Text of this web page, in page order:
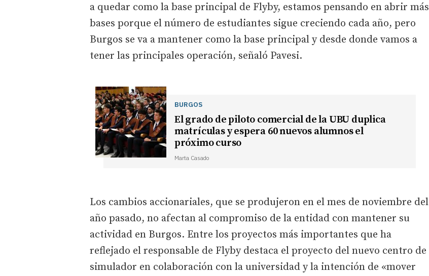
a quedar como la base principal de Flyby, estamos pensando en abrir más
bases porque el número de estudiantes sigue creciendo cada año, pero
Burgos se va a mantener como la base principal y desde donde vamos a
tener las principales operación, señaló Pavesi.
BURGOS
El grado de piloto comercial de la UBU duplica
matrículas y espera 60 nuevos alumnos el
próximo curso
Marta Casado
Los cambios accionariales, que se produjeron en el mes de noviembre del
año pasado, no afectan al compromiso de la entidad con mantener su
actividad en Burgos. Entre los proyectos más importantes que ha
reflejado el responsable de Flyby destaca el proyecto del nuevo centro de
simulador en colaboración con la universidad y la intención de «mover